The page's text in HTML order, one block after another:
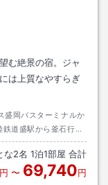
む絶景の宿。ジャ
は上質なやすらぎ
盛岡バスターミナルか
道盛駅から釜石行き
な2名 1泊1部屋 合計
円 〜 69,740円